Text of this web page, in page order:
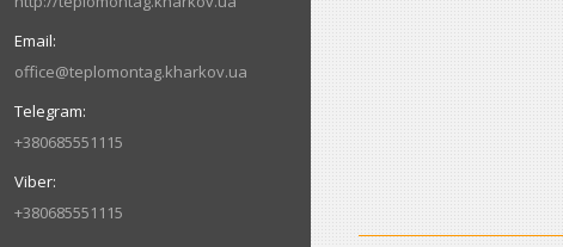
office@teplomontag.kharkov.ua
+380685551115
+380685551115